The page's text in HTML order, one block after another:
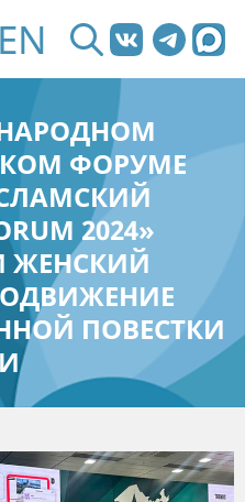
EN
ФОРУМЕ
2024»
ЖЕНСКИЙ
ПОВЕСТКИ